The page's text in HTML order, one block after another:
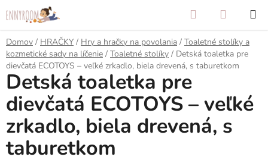
na
obsah
Hľadať
KOŠÍK
Domov / HRAČKY / Hry a hračky na povolania / Toaletné stolíky a
kozmetické sady na líčenie / Toaletné stolíky / Detská toaletka pre
dievčatá ECOTOYS – veľké zrkadlo, biela drevená, s taburetkom
Detská toaletka pre
dievčatá ECOTOYS – veľké
zrkadlo, biela drevená, s
taburetkom